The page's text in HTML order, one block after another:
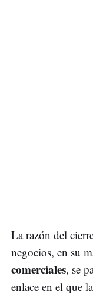
La razón del
negocios, en su
comerciales, se
enlace en el que